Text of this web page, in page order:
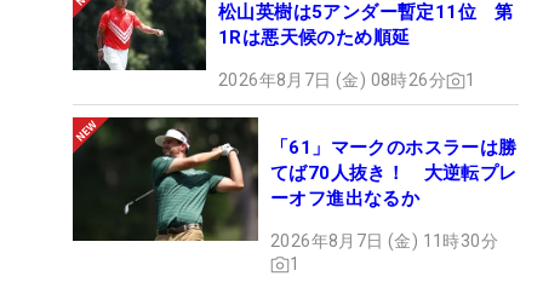
松山英樹は5アンダー暫定11位 第
1Rは悪天候のため順延
2026年8月7日 (金) 08時26分 1
「61」マークのホスラーは勝
てば70人抜き！ 大逆転プレ
ーオフ進出なるか
2026年8月7日 (金) 11時30分
1